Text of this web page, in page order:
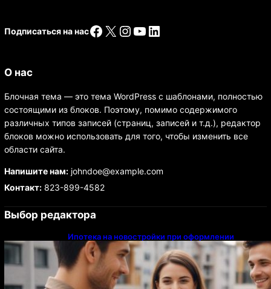
Подписаться на насFacebook
X Instagram
YouTube
LinkedIn
О нас
Блочная тема — это тема WordPress с шаблонами, полностью
состоящими из блоков. Поэтому, помимо содержимого
различных типов записей (страниц, записей и т.д.), редактор
блоков можно использовать для того, чтобы изменить все
области сайта.
Напишите нам:johndoe@example.com
Контакт:823-899-4582
Выбор редактора
Ипотека на новостройки при оформлении
напрямую у застройщика